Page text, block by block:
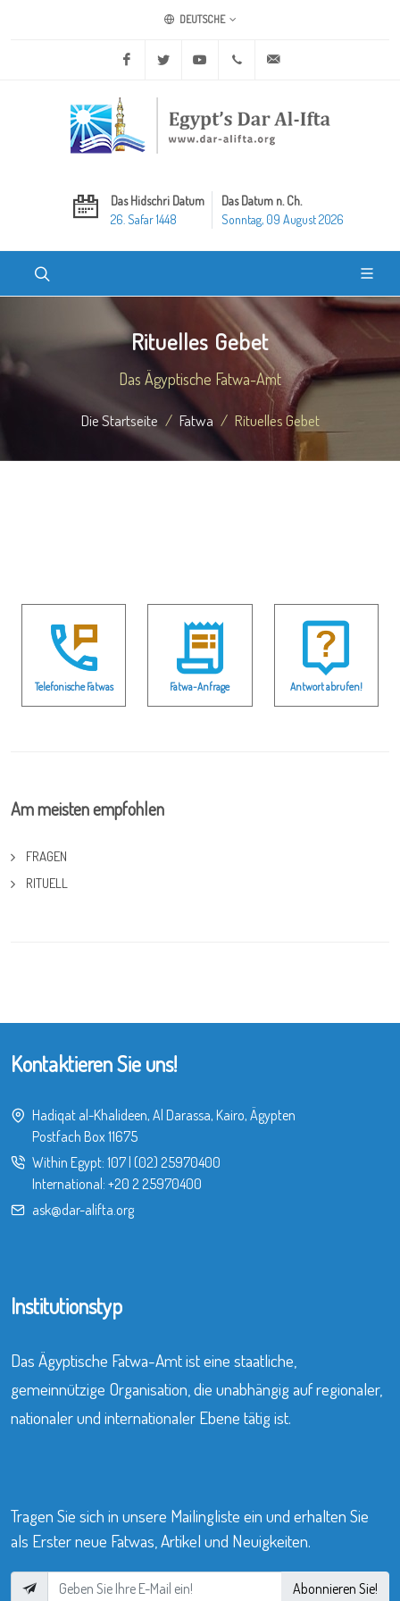
DEUTSCHE
Facebook Twitter Youtube +20 2 25970400
Das Hidschri Datum
26. Safar 1448
Das Datum n. Ch.
Sonntag, 09 August 2026
Rituelles Gebet
Das Ägyptische Fatwa-Amt
Die Startseite Fatwa Rituelles Gebet
Telefonische Fatwas Fatwa-Anfrage Antwort abrufen!
Am meisten empfohlen
FRAGEN
RITUELL
Kontaktieren Sie uns!
Hadiqat al-Khalideen, Al Darassa, Kairo, Ägypten
Postfach Box 11675
Within Egypt: 107| (02) 25970400
International: +20 2 25970400
ask@dar-alifta.org
Institutionstyp
Das Ägyptische Fatwa-Amt ist eine staatliche,
gemeinnützige Organisation, die unabhängig auf regionaler,
nationaler und internationaler Ebene tätig ist.
Tragen Sie sich in unsere Mailingliste ein und erhalten Sie
als Erster neue Fatwas, Artikel und Neuigkeiten.
Abonnieren Sie!